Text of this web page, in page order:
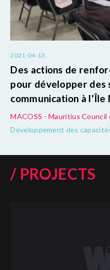
2021-04-13
Des actions de
pour développer des
communication à l'Île
MACOSS - Mauritius Council
Développement des
/ PROJECTS